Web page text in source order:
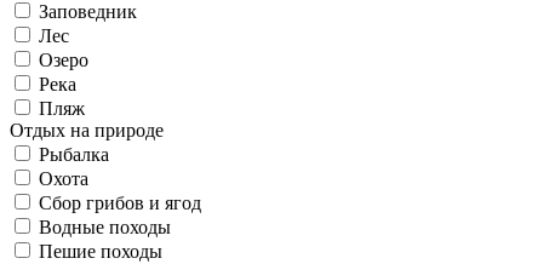
Заповедник
Лес
Озеро
Река
Пляж
Отдых на природе
Рыбалка
Охота
Сбор грибов и ягод
Водные походы
Пешие походы